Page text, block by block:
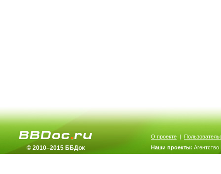
© 2010–2015 ББДок
О проекте |
Наши проекты: